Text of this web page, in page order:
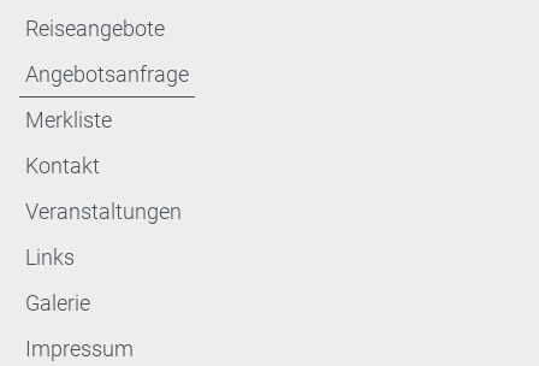
Reiseangebote
Angebotsanfrage
Merkliste
Kontakt
Veranstaltungen
Links
Galerie
Impressum